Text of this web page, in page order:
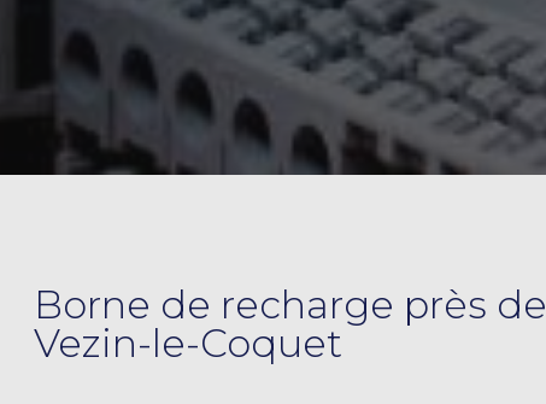
Borne de recharge près de
Vezin-le-Coquet